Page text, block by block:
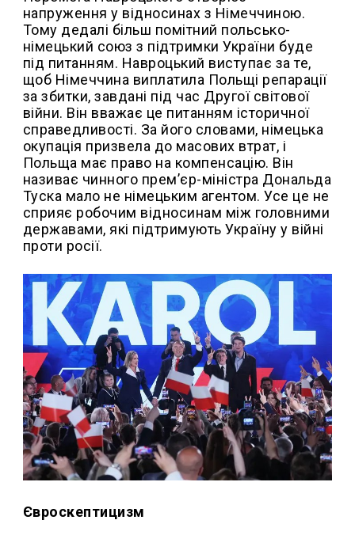
напруження у відносинах з Німеччиною.
Тому дедалі більш помітний польсько-
німецький союз з підтримки України буде
під питанням. Навроцький виступає за те,
щоб Німеччина виплатила Польщі репарації
за збитки, завдані під час Другої світової
війни. Він вважає це питанням історичної
справедливості. За його словами, німецька
окупація призвела до масових втрат, і
Польща має право на компенсацію. Він
називає чинного прем’єр-міністра Дональда
Туска мало не німецьким агентом. Усе це не
сприяє робочим відносинам між головними
державами, які підтримують Україну у війні
проти росії.
Євроскептицизм